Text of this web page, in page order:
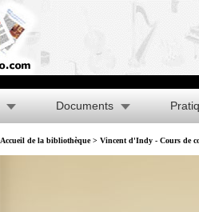
Documents
Accueil de la bibliothèque> Vincent d'Indy - Cours de